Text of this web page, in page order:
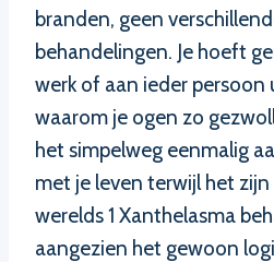
branden, geen
behandelingen. Je hoeft
werk of aan ieder persoon
waarom je ogen zo
het simpelweg eenmalig
met je leven terwijl het zijn
werelds 1 Xanthelasma
aangezien het gewoon